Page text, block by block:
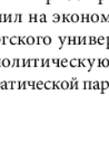
М-City